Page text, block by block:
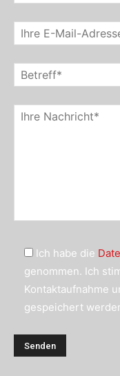
Ich habe die
genommen. Ich
Kontaktaufnahme
gespeichert